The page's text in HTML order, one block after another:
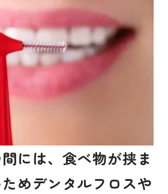
には、食べ物が挟ま
めデンタルフロスや